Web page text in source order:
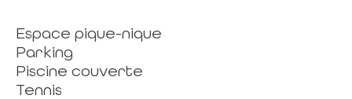
Espace pique-nique
Parking
Piscine couverte
Tennis